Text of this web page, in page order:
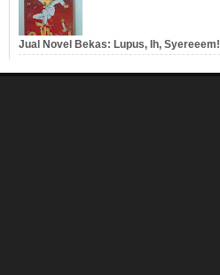
Jual Novel Bekas: Lupus, Ih, Syereeem!